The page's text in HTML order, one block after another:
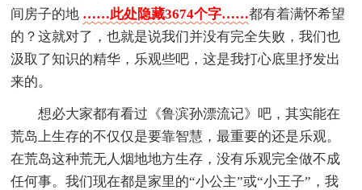
间房子的地 ……此处隐藏3674个字……都有着满怀希望
的？这就对了，也就是说我们并没有完全失败，我们也
汲取了知识的精华，乐观些吧，这是我打心底里抒发出
来的。
想必大家都有看过《鲁滨孙漂流记》吧，其实能在
荒岛上生存的不仅仅是要靠智慧，最重要的还是乐观。
在荒岛这种荒无人烟地地方生存，没有乐观完全做不成
任何事。我们现在都是家里的“小公主”或“小王子”，我